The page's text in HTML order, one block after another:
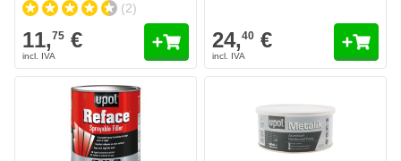
(2)
11,75 € 24,40 €